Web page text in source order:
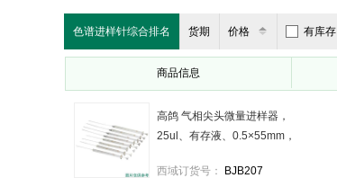
色谱进样针综合排名 货期 价格 有库存
商品信息
高鸽 气相尖头微量进样器，
25ul、有存液、0.5×55mm，
西域订货号：
BJB207